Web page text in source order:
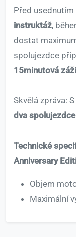
Před usednutím
instruktáž,
dostat
spolujezdce
15minutová
Skvělá zpráva:
dva spolujezdce!
Technické
Anniversary
Objem
Maximální